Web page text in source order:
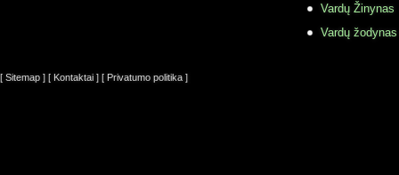
Vardų Žinynas
Vardų
[ Sitemap ] [ Kontaktai ] [ Privatumo politika ]